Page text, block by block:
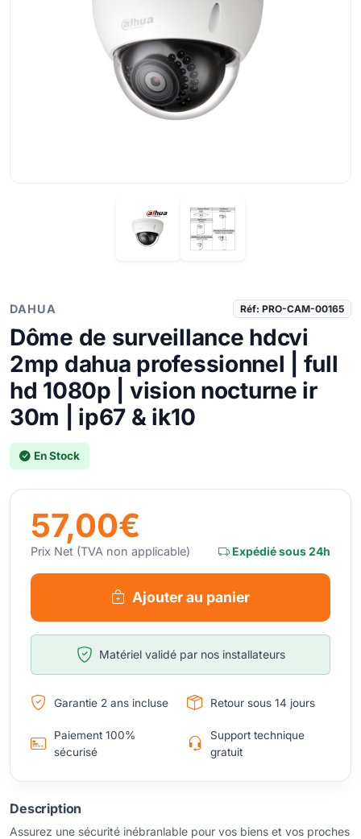
DAHUA Réf: PRO-CAM-00165
Dôme de surveillance hdcvi
2mp dahua professionnel | full
hd 1080p | vision nocturne ir
30m | ip67 & ik10
En Stock
57,00€
Prix Net (TVA non applicable) Expédié sous 24h
Ajouter au panier
Matériel validé par nos installateurs
Garantie 2 ans incluse Retour sous 14 jours
Paiement 100%
sécurisé
Support technique
gratuit
Description
Assurez une sécurité inébranlable pour vos biens et vos proches